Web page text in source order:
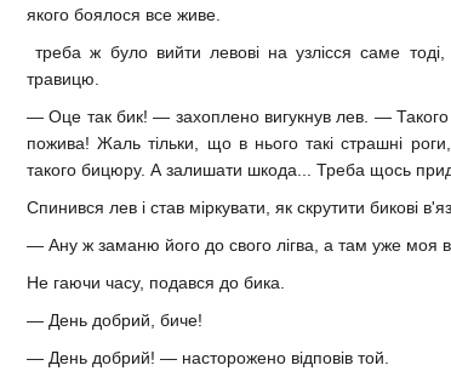
якого боялося все живе.
треба ж було вийти левові на узлісся саме
травицю.
— Оце так бик! — захоплено вигукнув лев. —
пожива! Жаль тільки, що в нього такі страшні
такого бицюру. А залишати шкода... Треба щось
Спинився лев і став міркувати, як скрутити бикові
— Ану ж заманю його до свого лігва, а там уже моя
Не гаючи часу, подався до бика.
— День добрий, биче!
— День добрий! — насторожено відповів той.